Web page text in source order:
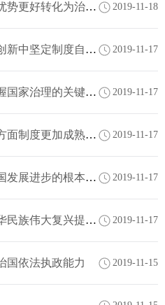
2019-11-18
学习贯彻党的十九届四中全会精神
2019-11-17
学习贯彻党的十九届四中全会精神
2019-11-17
学习贯彻党的十九届四中全会精神
2019-11-17
入学习贯彻党的十九届四中全会精神
2019-11-17
学习贯彻党的十九届四中全会精神
2019-11-17
大复兴提供有力保证
2019-11-15
国依法执政能力